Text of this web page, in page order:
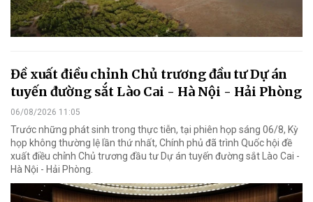
Đề xuất điều chỉnh Chủ trương đầu tư Dự án
tuyến đường sắt Lào Cai - Hà Nội - Hải Phòng
06/08/2026 11:05
Trước những phát sinh trong thực tiễn, tại phiên họp sáng 06/8, Kỳ
họp không thường lệ lần thứ nhất, Chính phủ đã trình Quốc hội đề
xuất điều chỉnh Chủ trương đầu tư Dự án tuyến đường sắt Lào Cai -
Hà Nội - Hải Phòng.